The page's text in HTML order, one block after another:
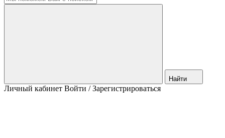
Найти
Личный кабинет Войти / Зарегистрироваться